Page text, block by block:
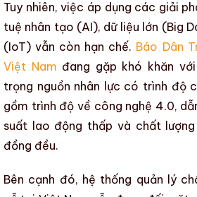
Tuy nhiên, việc áp dụng các giải
tuệ nhân tạo (AI), dữ liệu lớn (Big
(IoT) vẫn còn hạn chế. Báo Dân
Việt Nam đang gặp khó khăn
trọng nguồn nhân lực có trình độ
gồm trình độ về công nghệ 4.0,
suất lao động thấp và chất
đồng đều.
Bên cạnh đó, hệ thống quản lý